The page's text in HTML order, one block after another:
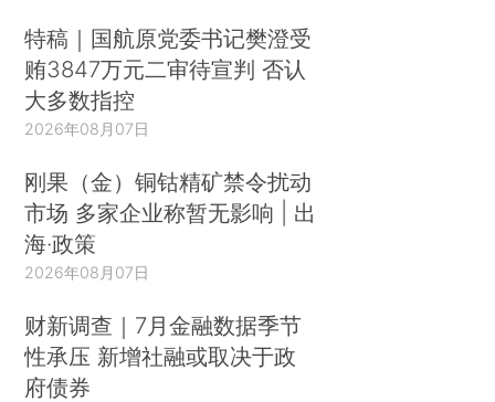
特稿｜国航原党委书记樊澄受
贿3847万元二审待宣判 否认
大多数指控
2026年08月07日
刚果（金）铜钴精矿禁令扰动
市场 多家企业称暂无影响 | 出
海·政策
2026年08月07日
财新调查｜7月金融数据季节
性承压 新增社融或取决于政
府债券